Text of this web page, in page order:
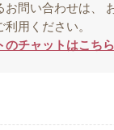
お問い合わせは、
用ください。
のチャットはこち